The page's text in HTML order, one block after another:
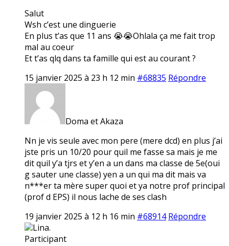
Salut
Wsh c’est une dinguerie
En plus t’as que 11 ans 😭😭Ohlala ça me fait trop
mal au coeur
Et t’as qlq dans ta famille qui est au courant ?
15 janvier 2025 à 23 h 12 min #68835 Répondre
Doma et Akaza
Nn je vis seule avec mon pere (mere dcd) en plus j’ai
jste pris un 10/20 pour quil me fasse sa mais je me
dit quil y’a tjrs et y’en a un dans ma classe de 5e(oui
g sauter une classe) yen a un qui ma dit mais va
n***er ta mère super quoi et ya notre prof principal
(prof d EPS) il nous lache de ses clash
19 janvier 2025 à 12 h 16 min #68914 Répondre
Lina.
Participant